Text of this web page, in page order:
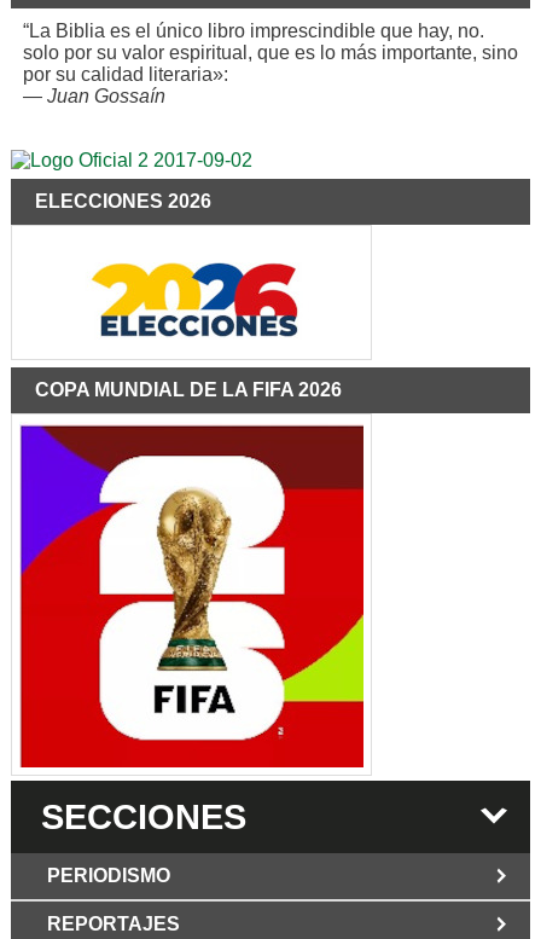
“La Biblia es el único libro imprescindible que hay, no.
solo por su valor espiritual, que es lo más importante, sino
por su calidad literaria»:
— Juan Gossaín
ELECCIONES 2026
COPA MUNDIAL DE LA FIFA 2026
SECCIONES
PERIODISMO
REPORTAJES